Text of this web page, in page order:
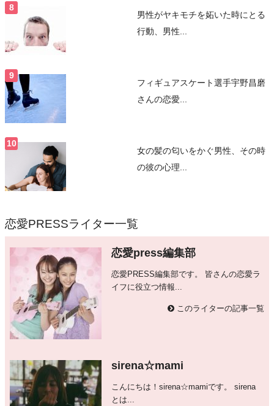
男性がヤキモチを妬いた時にとる
行動、男性...
フィギュアスケート選手宇野昌磨
さんの恋愛...
女の髪の匂いをかぐ男性、その時
の彼の心理...
恋愛PRESSライター一覧
恋愛press編集部
恋愛PRESS編集部です。 皆さんの恋愛ラ
イフに役立つ情報...
このライターの記事一覧
sirena☆mami
こんにちは！sirena☆mamiです。 sirena
とは...